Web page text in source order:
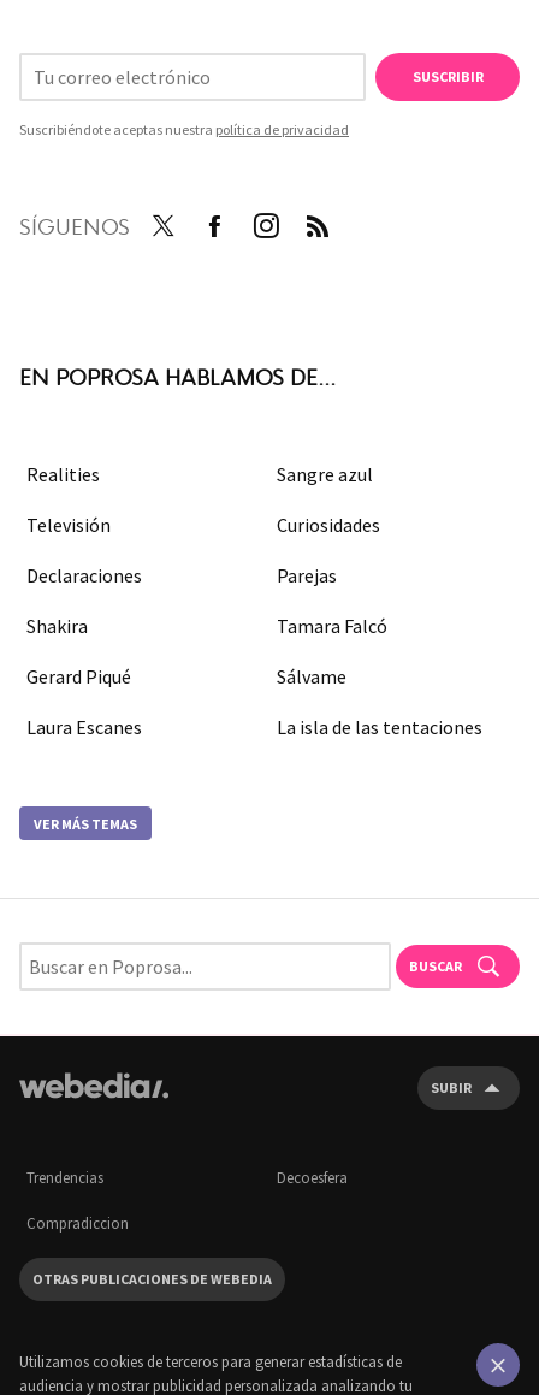
SUSCRIBIR
Suscribiéndote aceptas nuestra política de privacidad
SÍGUENOS
EN POPROSA HABLAMOS DE...
Realities Sangre azul
Televisión Curiosidades
Declaraciones Parejas
Shakira Tamara Falcó
Gerard Piqué Sálvame
Laura Escanes La isla de las tentaciones
VER MÁS TEMAS
BUSCAR
SUBIR
Trendencias Decoesfera
Compradiccion
OTRAS PUBLICACIONES DE WEBEDIA
Utilizamos cookies de terceros para generar estadísticas de
audiencia y mostrar publicidad personalizada analizando tu